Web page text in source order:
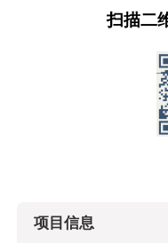
扫描二
项目信息